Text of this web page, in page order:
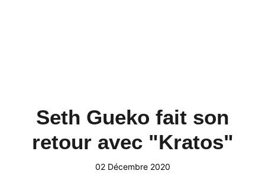
Seth Gueko fait son
retour avec "Kratos"
02 Décembre 2020